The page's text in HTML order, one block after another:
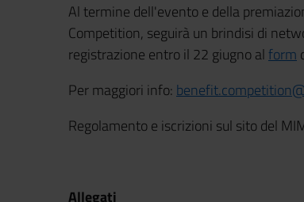
Al termine dell'evento e della
Competition, seguirà un brindisi di
registrazione entro il 22 giugno alform
Per maggiori info:
Regolamento e iscrizioni sul sito del
Allegati